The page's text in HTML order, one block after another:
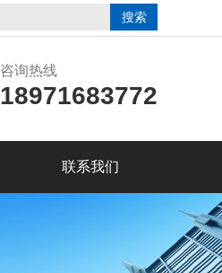
咨询热线
18971683772
联系我们